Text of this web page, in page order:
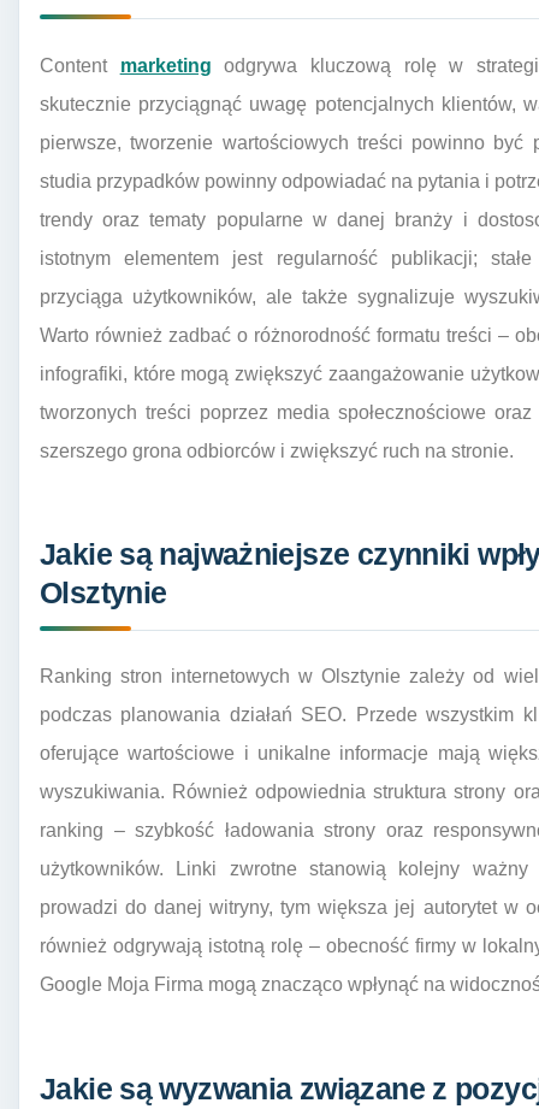
Content marketing odgrywa kluczową rolę w
skutecznie przyciągnąć uwagę potencjalnych klientów,
pierwsze, tworzenie wartościowych treści powinno być
studia przypadków powinny odpowiadać na pytania i
trendy oraz tematy popularne w danej branży i
istotnym elementem jest regularność publikacji;
przyciąga użytkowników, ale także sygnalizuje
Warto również zadbać o różnorodność formatu treści –
infografiki, które mogą zwiększyć zaangażowanie
tworzonych treści poprzez media społecznościowe
szerszego grona odbiorców i zwiększyć ruch na stronie.
Jakie są najważniejsze czynniki
Olsztynie
Ranking stron internetowych w Olsztynie zależy od
podczas planowania działań SEO. Przede wszystkim
oferujące wartościowe i unikalne informacje mają
wyszukiwania. Również odpowiednia struktura strony
ranking – szybkość ładowania strony oraz
użytkowników. Linki zwrotne stanowią kolejny
prowadzi do danej witryny, tym większa jej autorytet w
również odgrywają istotną rolę – obecność firmy w
Google Moja Firma mogą znacząco wpłynąć na
Jakie są wyzwania związane z